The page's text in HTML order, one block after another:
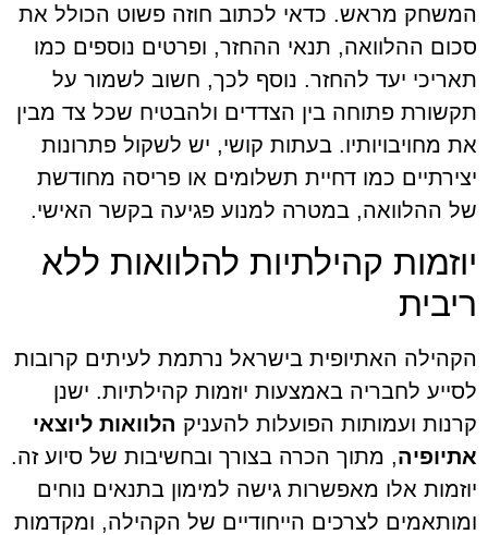
המשחק מראש. כדאי לכתוב חוזה פשוט הכולל את
סכום ההלוואה, תנאי ההחזר, ופרטים נוספים כמו
תאריכי יעד להחזר. נוסף לכך, חשוב לשמור על
תקשורת פתוחה בין הצדדים ולהבטיח שכל צד מבין
את מחויבויותיו. בעתות קושי, יש לשקול פתרונות
יצירתיים כמו דחיית תשלומים או פריסה מחודשת
של ההלוואה, במטרה למנוע פגיעה בקשר האישי.
יוזמות קהילתיות להלוואות ללא
ריבית
הקהילה האתיופית בישראל נרתמת לעיתים קרובות
לסייע לחבריה באמצעות יוזמות קהילתיות. ישנן
קרנות ועמותות הפועלות להעניק הלוואות ליוצאי
אתיופיה, מתוך הכרה בצורך ובחשיבות של סיוע זה.
יוזמות אלו מאפשרות גישה למימון בתנאים נוחים
ומותאמים לצרכים הייחודיים של הקהילה, ומקדמות